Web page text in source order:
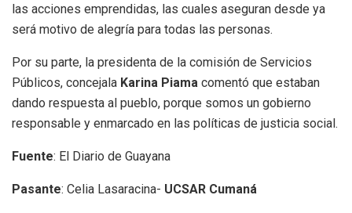
las acciones emprendidas, las cuales aseguran desde ya
será motivo de alegría para todas las personas.
Por su parte, la presidenta de la comisión de Servicios
Públicos, concejala Karina Piama comentó que estaban
dando respuesta al pueblo, porque somos un gobierno
responsable y enmarcado en las políticas de justicia social.
Fuente: El Diario de Guayana
Pasante: Celia Lasaracina- UCSAR Cumaná